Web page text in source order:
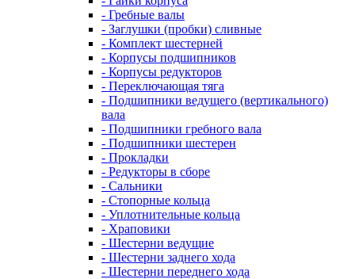
- Гребные валы
- Заглушки (пробки) сливные
- Комплект шестерней
- Корпусы подшипников
- Корпусы редукторов
- Переключающая тяга
- Подшипники ведущего (вертикального)
вала
- Подшипники гребного вала
- Подшипники шестерен
- Прокладки
- Редукторы в сборе
- Сальники
- Стопорные кольца
- Уплотнительные кольца
- Храповики
- Шестерни ведущие
- Шестерни заднего хода
- Шестерни переднего хода